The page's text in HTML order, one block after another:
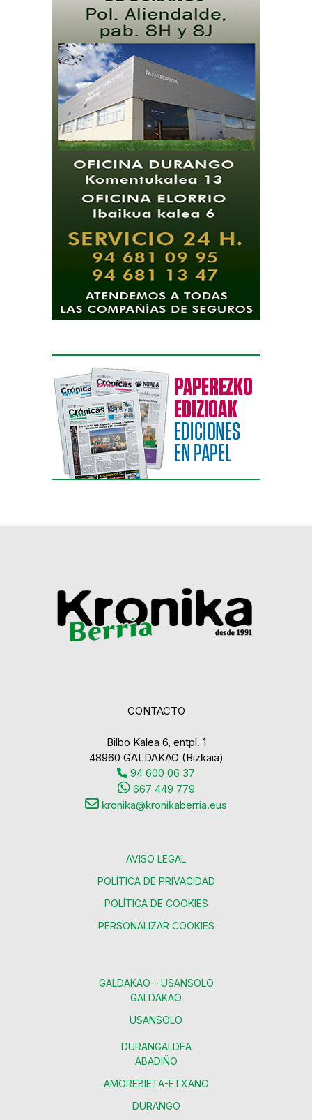
CONTACTO
Bilbo Kalea 6, entpl. 1
48960 GALDAKAO (Bizkaia)
94 600 06 37
667 449 779
kronika@kronikaberria.eus
AVISO LEGAL
POLÍTICA DE PRIVACIDAD
POLÍTICA DE COOKIES
PERSONALIZAR COOKIES
GALDAKAO – USANSOLO
GALDAKAO
USANSOLO
DURANGALDEA
ABADIÑO
AMOREBIETA-ETXANO
DURANGO